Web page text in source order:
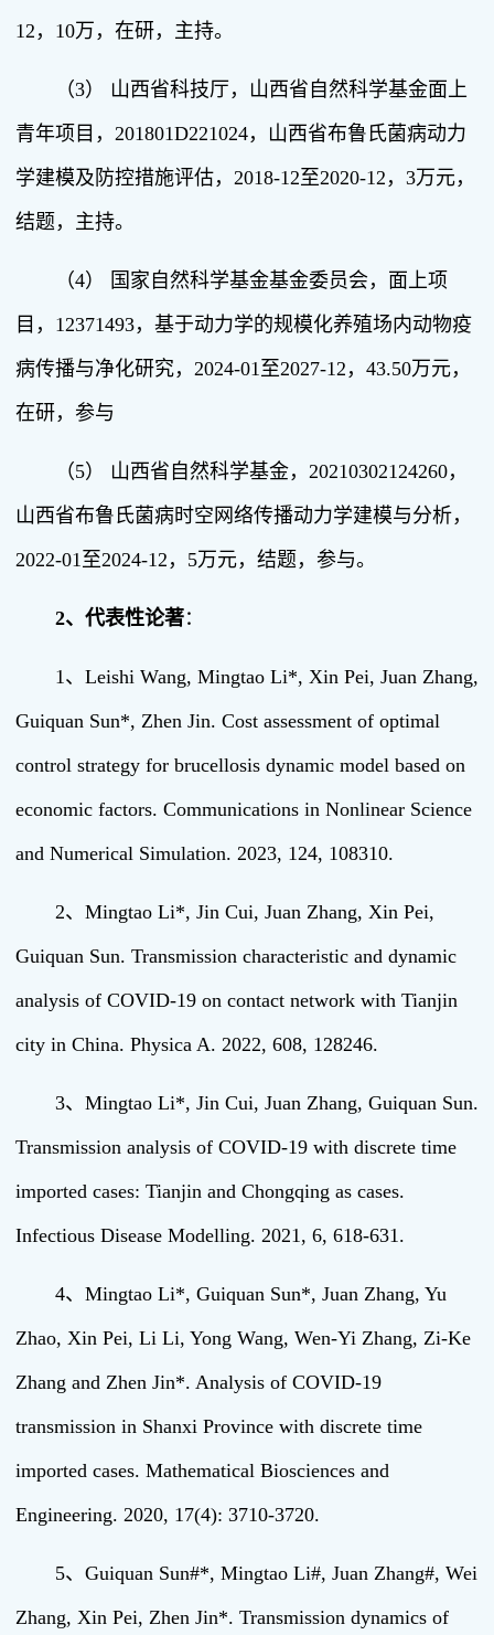
12，10万，在研，主持。
（3） 山西省科技厅，山西省自然科学基金面上
青年项目，201801D221024，山西省布鲁氏菌病动力
学建模及防控措施评估，2018-12至2020-12，3万元，
结题，主持。
（4） 国家自然科学基金基金委员会，面上项
目，12371493，基于动力学的规模化养殖场内动物疫
病传播与净化研究，2024-01至2027-12，43.50万元，
在研，参与
（5） 山西省自然科学基金，20210302124260，
山西省布鲁氏菌病时空网络传播动力学建模与分析，
2022-01至2024-12，5万元，结题，参与。
2、 代表性论著：
1、Leishi Wang, Mingtao Li*, Xin Pei, Juan Zhang,
Guiquan Sun*, Zhen Jin. Cost assessment of optimal
control strategy for brucellosis dynamic model based on
economic factors. Communications in Nonlinear Science
and Numerical Simulation. 2023, 124, 108310.
2、Mingtao Li*, Jin Cui, Juan Zhang, Xin Pei,
Guiquan Sun. Transmission characteristic and dynamic
analysis of COVID-19 on contact network with Tianjin
city in China. Physica A. 2022, 608, 128246.
3、Mingtao Li*, Jin Cui, Juan Zhang, Guiquan Sun.
Transmission analysis of COVID-19 with discrete time
imported cases: Tianjin and Chongqing as cases.
Infectious Disease Modelling. 2021, 6, 618-631.
4、Mingtao Li*, Guiquan Sun*, Juan Zhang, Yu
Zhao, Xin Pei, Li Li, Yong Wang, Wen-Yi Zhang, Zi-Ke
Zhang and Zhen Jin*. Analysis of COVID-19
transmission in Shanxi Province with discrete time
imported cases. Mathematical Biosciences and
Engineering. 2020, 17(4): 3710-3720.
5、Guiquan Sun#*, Mingtao Li#, Juan Zhang#, Wei
Zhang, Xin Pei, Zhen Jin*. Transmission dynamics of